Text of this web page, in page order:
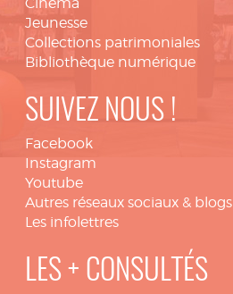
Jeunesse
Collections patrimoniales
Bibliothèque numérique
SUIVEZ NOUS !
Facebook
Instagram
Youtube
Autres réseaux sociaux & blogs
Les infolettres
LES + CONSULTÉS